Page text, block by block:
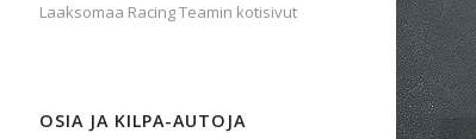
Laaksomaa Racing Teamin kotisivut
OSIA JA KILPA-AUTOJA